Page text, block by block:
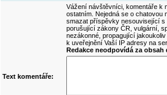
Vážení návštěvníci, komentáře k
ostatním. Nejedná se o
smazat příspěvky nesouvisející
porušující zákony ČR, vulgární,
nezákonné, propagující
k uveřejnění Vaší IP adresy na
Redakce neodpovídá za
Text komentáře: